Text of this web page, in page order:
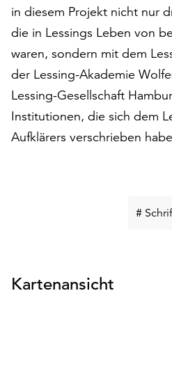
Einverständnis
weiterhin
ausgeführt.
Möchten
Sie
die
verwendeten
Cookies
„Auswählen“.
in diesem Projekt nicht nur
die in Lessings Leben von
waren, sondern mit dem
der Lessing-Akademie
Lessing-Gesellschaft
Institutionen, die sich dem
Aufklärers verschrieben
#
Kartenansicht